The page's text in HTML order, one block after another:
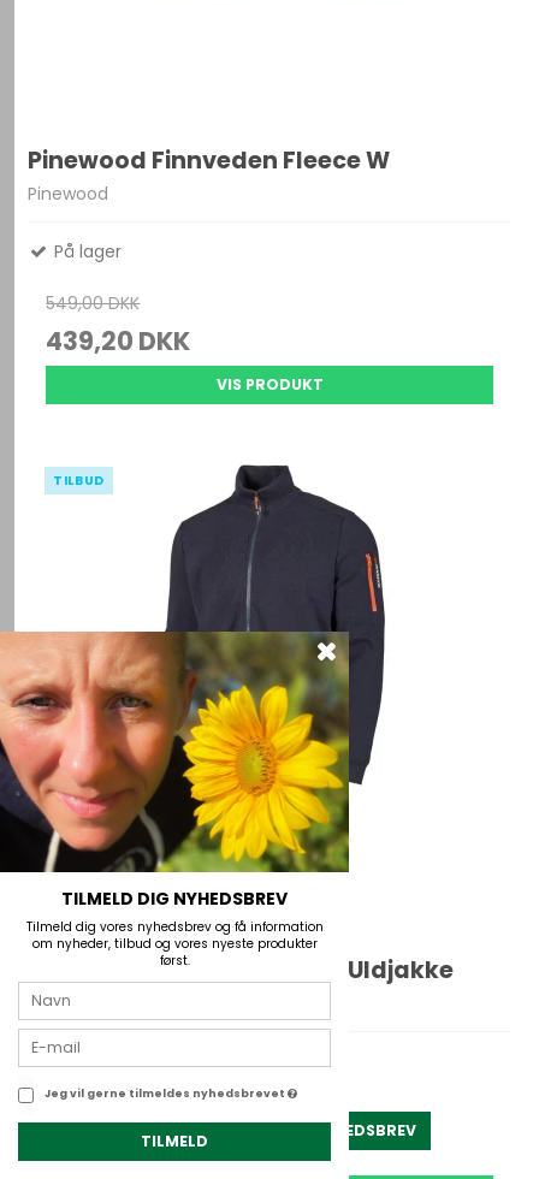
Pinewood Finnveden Fleece W
Pinewood
På lager
549,00 DKK
439,20 DKK
VIS PRODUKT
TILBUD
Ivanhoe Hadar Full Zip WB Uldjakke
Ivanhoe
På lager
899,00 DKK
TILMELD DIG NYHEDSBREV
Tilmeld dig vores nyhedsbrev og få information
om nyheder, tilbud og vores nyeste produkter
først.
Jeg vil gerne tilmeldes nyhedsbrevet
TILMELD
TILMELD NYHEDSBREV